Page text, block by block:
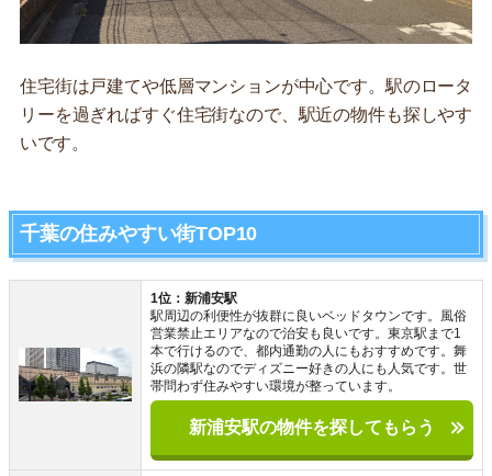
住宅街は戸建てや低層マンションが中心です。駅のロータ
リーを過ぎればすぐ住宅街なので、駅近の物件も探しやす
いです。
千葉の住みやすい街TOP10
1位：新浦安駅
駅周辺の利便性が抜群に良いベッドタウンです。風俗
営業禁止エリアなので治安も良いです。東京駅まで1
本で行けるので、都内通勤の人にもおすすめです。舞
浜の隣駅なのでディズニー好きの人にも人気です。世
帯問わず住みやすい環境が整っています。
新浦安駅の物件を探してもらう